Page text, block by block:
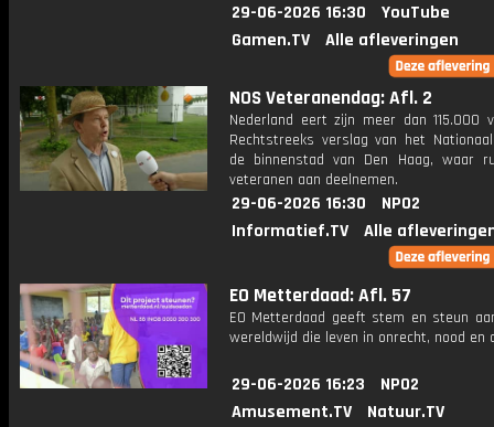
29-06-2026 16:30
YouTube
Gamen.TV
Alle afleveringen
NOS Veteranendag: Afl. 2
Nederland eert zijn meer dan 115.000
Rechtstreeks verslag van het
de binnenstad van Den Haag, waar
veteranen aan deelnemen.
29-06-2026 16:30
NPO2
Informatief.TV
Alle
EO Metterdaad: Afl. 57
EO Metterdaad geeft stem en steun
wereldwijd die leven in onrecht, nood en
29-06-2026 16:23
NPO2
Amusement.TV
Natuur.TV